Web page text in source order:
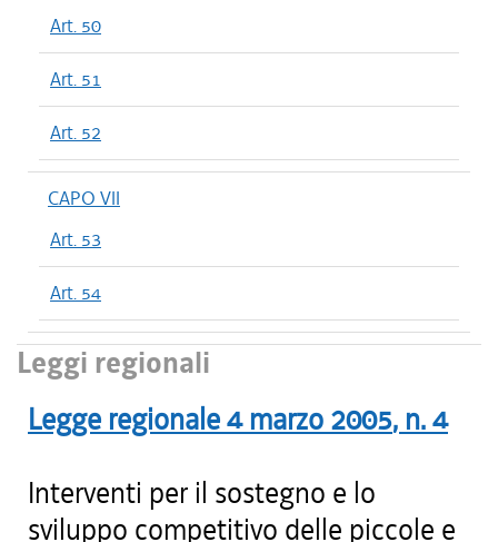
Art. 50
Art. 51
Art. 52
CAPO VII
Art. 53
Art. 54
Leggi regionali
Legge regionale4 marzo 2005, n.4
Interventi per il sostegno e lo
sviluppo competitivo delle piccole e